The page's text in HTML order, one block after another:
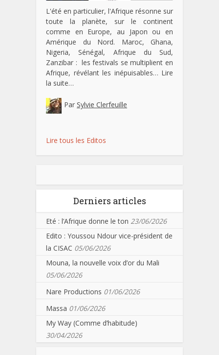
L'été en particulier, l'Afrique résonne sur
toute la planète, sur le continent
comme en Europe, au Japon ou en
Amérique du Nord. Maroc, Ghana,
Nigeria, Sénégal, Afrique du Sud,
Zanzibar : les festivals se multiplient en
Afrique, révélant les inépuisables… Lire
la suite…
Par Sylvie Clerfeuille
Lire tous les Editos
Derniers articles
Eté : l’Afrique donne le ton 23/06/2026
Edito : Youssou Ndour vice-président de
la CISAC 05/06/2026
Mouna, la nouvelle voix d’or du Mali
05/06/2026
Nare Productions 01/06/2026
Massa 01/06/2026
My Way (Comme d’habitude)
30/04/2026